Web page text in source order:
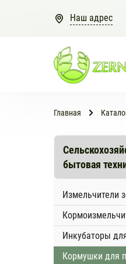
Наш адрес
Главная
бытовая
Измельчители
Инкубаторы
Кормушки для